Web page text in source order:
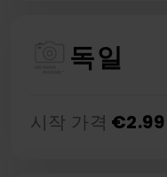
독일
시작 가격 €2.99